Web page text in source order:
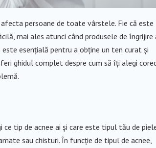
persoane de toate vârstele. Fie că este
mai ales atunci când produsele de îngrijire
esențială pentru a obține un ten curat și
ghidul complet despre cum să îți alegi
tip de acnee ai și care este tipul tău de
sau chisturi. În funcție de tipul de acnee,